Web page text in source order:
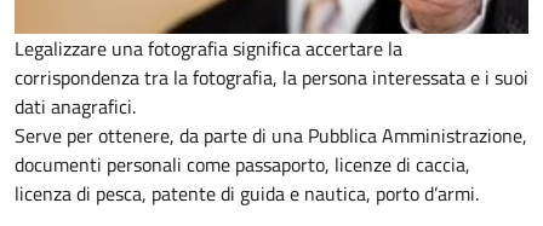
Legalizzare una fotografia significa accertare la
corrispondenza tra la fotografia, la persona interessata e i suoi
dati anagrafici.
Serve per ottenere, da parte di una Pubblica Amministrazione,
documenti personali come passaporto, licenze di caccia,
licenza di pesca, patente di guida e nautica, porto d’armi.